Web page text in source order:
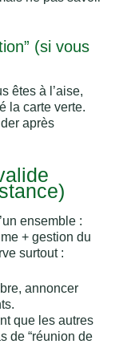
(si vous
êtes à l’aise,
la carte verte.
après
ensemble :
+ gestion du
surtout :
annoncer
que les autres
de “réunion de